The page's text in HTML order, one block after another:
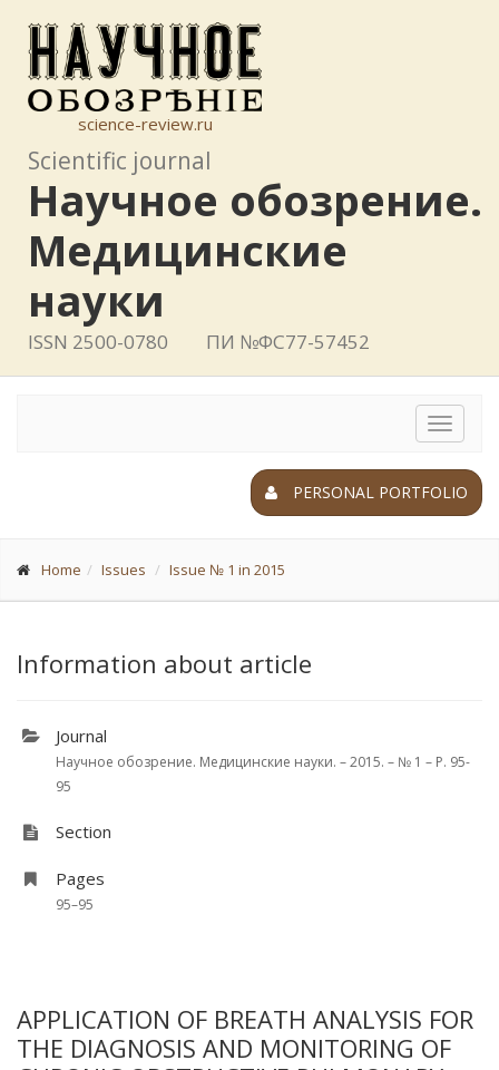
science-review.ru
Scientific journal
Научное обозрение.
Медицинские
науки
ISSN 2500-0780 ПИ №ФС77-57452
Toggle
PERSONAL PORTFOLIO
Home Issues Issue № 1 in 2015
Information about article
Journal
Научное обозрение. Медицинские науки. – 2015. – № 1 – P. 95-
95
Section
Pages
95–95
APPLICATION OF BREATH ANALYSIS FOR
THE DIAGNOSIS AND MONITORING OF